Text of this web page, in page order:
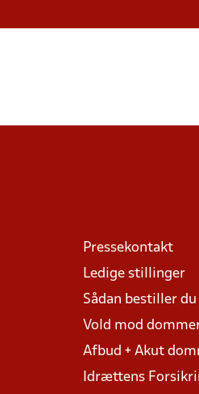
Pressekontakt
Ledige stillinger
Sådan bestiller
Vold mod
Afbud + Akut
Idrættens